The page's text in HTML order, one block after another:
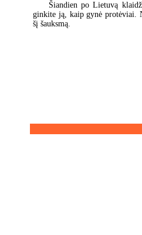
Šiandien po Lietuvą
ginkite ją, kaip gynė protėviai.
šį šauksmą.